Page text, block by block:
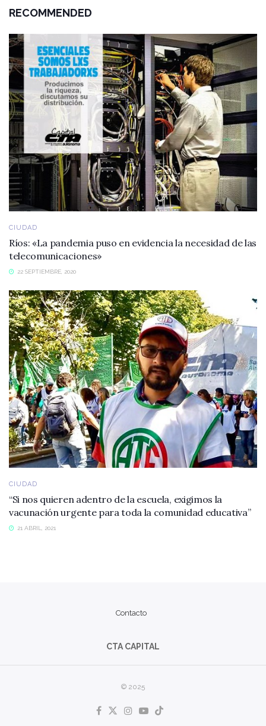
RECOMMENDED
CIUDAD
Ríos: «La pandemia puso en evidencia la necesidad de las
telecomunicaciones»
22 SEPTIEMBRE, 2020
CIUDAD
“Si nos quieren adentro de la escuela, exigimos la
vacunación urgente para toda la comunidad educativa”
21 ABRIL, 2021
Contacto
CTA CAPITAL
© 2025